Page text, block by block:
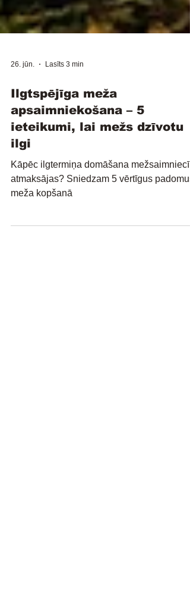
26. jūn. Lasīts 3 min
Ilgtspējīga meža
apsaimniekošana – 5
ieteikumi, lai mežs dzīvotu
ilgi
Kāpēc ilgtermiņa domāšana